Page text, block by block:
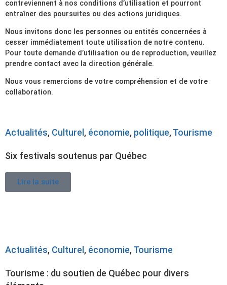
contreviennent à nos conditions d’utilisation et pourront
entraîner des poursuites ou des actions juridiques.
Nous invitons donc les personnes ou entités concernées à
cesser immédiatement toute utilisation de notre contenu.
Pour toute demande d’utilisation ou de reproduction, veuillez
prendre contact avec la direction générale.
Nous vous remercions de votre compréhension et de votre
collaboration.
Actualités, Culturel, économie, politique,Tourisme
Six festivals soutenus par Québec
Lire la suite
Actualités, Culturel, économie,Tourisme
Tourisme : du soutien de Québec pour divers